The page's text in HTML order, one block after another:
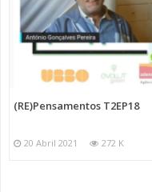
(RE)Pensamentos T2EP18
20 Abril 2021 272 K